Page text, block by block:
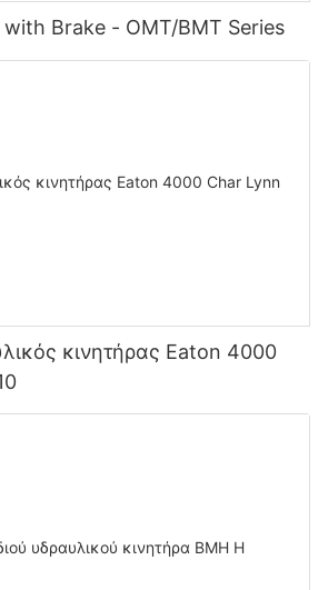
Brake - OMT/BMT Series
κινητήρας Eaton 4000